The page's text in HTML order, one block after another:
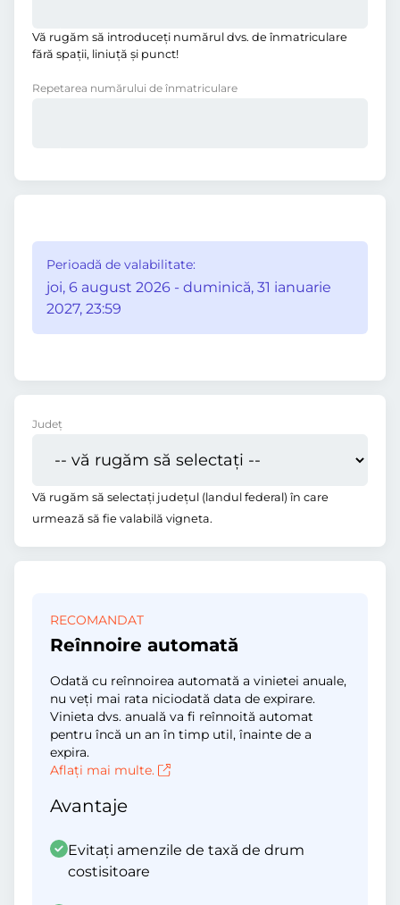
Vă rugăm să introduceţi numărul dvs. de înmatriculare
fără spații, liniuţă și punct!
Repetarea numărului de înmatriculare
Perioadă de valabilitate:
joi, 6 august 2026 - duminică, 31 ianuarie
2027, 23:59
Județ
Vă rugăm să selectați județul (landul federal) în care
urmează să fie valabilă vigneta.
RECOMANDAT
Reînnoire automată
Odată cu reînnoirea automată a vinietei anuale,
nu veți mai rata niciodată data de expirare.
Vinieta dvs. anuală va fi reînnoită automat
pentru încă un an în timp util, înainte de a
expira.
Aflați mai multe.
Avantaje
Evitați amenzile de taxă de drum
costisitoare